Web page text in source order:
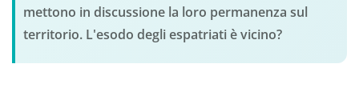
mettono in discussione la loro permanenza sul
territorio. L'esodo degli espatriati è vicino?